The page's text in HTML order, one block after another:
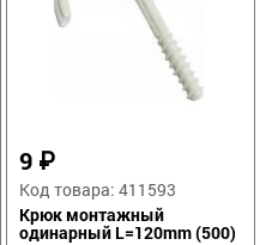
9 ₽
Код товара: 411593
Крюк монтажный
одинарный L=120mm (500)